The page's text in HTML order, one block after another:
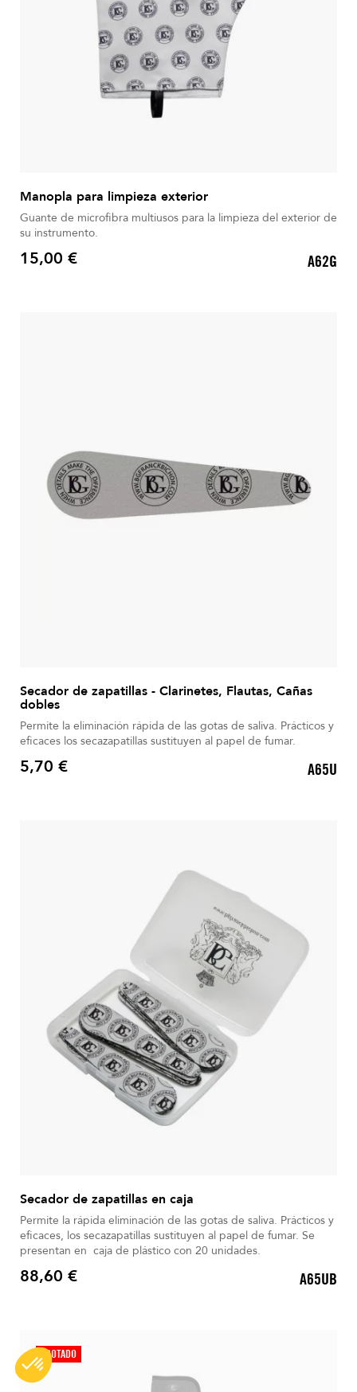
Manopla para limpieza exterior
Guante de microfibra multiusos para la limpieza del exterior de
su instrumento.
Precio
15,00 € A62G
Secador de zapatillas - Clarinetes, Flautas, Cañas
dobles
Permite la eliminación rápida de las gotas de saliva. Prácticos y
eficaces los secazapatillas sustituyen al papel de fumar.
Precio
5,70 € A65U
Secador de zapatillas en caja
Permite la rápida eliminación de las gotas de saliva. Prácticos y
eficaces, los secazapatillas sustituyen al papel de fumar. Se
presentan en caja de plástico con 20 unidades.
Precio
88,60 € A65UB
AGOTADO